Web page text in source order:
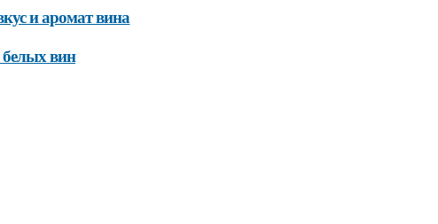
и аромат вина
вин